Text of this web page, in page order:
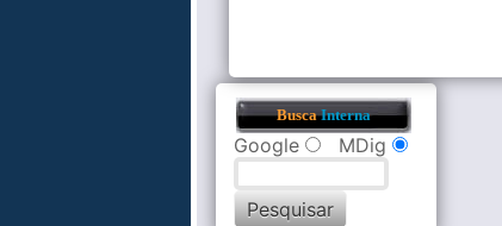
BuscaInterna
Google MDig